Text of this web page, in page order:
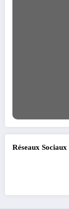
Réseaux Sociaux